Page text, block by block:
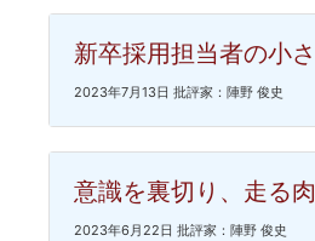
新卒採用担当者の小
2023年7月13日 批評家：陣野 俊史
意識を裏切り、走る
2023年6月22日 批評家：陣野 俊史